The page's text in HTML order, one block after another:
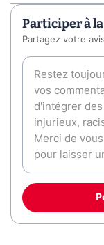
Participer à
Partagez votre